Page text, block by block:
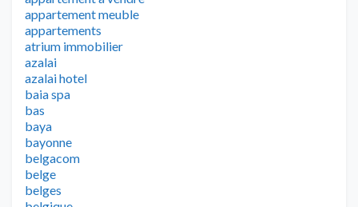
appartement meuble
appartements
atrium immobilier
azalai
azalai hotel
baia spa
bas
baya
bayonne
belgacom
belge
belges